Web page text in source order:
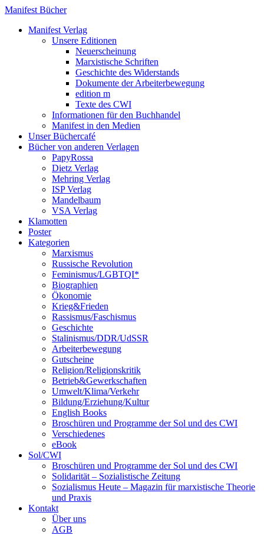
Manifest Bücher
Manifest Verlag
Unsere Editionen
Neuerscheinung
Marxistische Schriften
Geschichte des Widerstands
Dokumente der Arbeiterbewegung
edition m
Texte des CWI
Informationen für den Buchhandel
Manifest in den Medien
Unser Büchercafé
Bücher von anderen Verlagen
PapyRossa
Dietz Verlag
Mehring Verlag
ISP Verlag
Mandelbaum
VSA Verlag
Klamotten
Poster
Kategorien
Marxismus
Russische Revolution
Feminismus/LGBTQI*
Biographien
Ökonomie
Krieg&Frieden
Rassismus/Faschismus
Geschichte
Stalinismus/DDR/UdSSR
Arbeiterbewegung
Gutscheine
Religion/Religionskritik
Betrieb&Gewerkschaften
Umwelt/Klima/Verkehr
Bildung/Erziehung/Kultur
English Books
Broschüren und Programme der Sol und des CWI
Verschiedenes
eBook
Sol/CWI
Broschüren und Programme der Sol und des CWI
Solidarität – Sozialistische Zeitung
Sozialismus Heute – Magazin für marxistische Theorie
und Praxis
Kontakt
Über uns
AGB